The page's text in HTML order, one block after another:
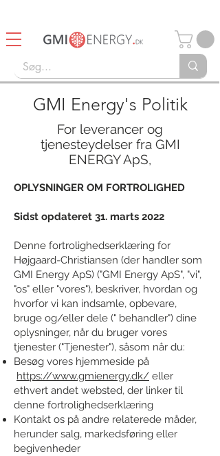
GMI Energy's Politik
For leverancer og
tjenesteydelser fra GMI
ENERGY ApS,
OPLYSNINGER OM FORTROLIGHED
Sidst opdateret 31. marts 2022
Denne fortrolighedserklæring for
Højgaard-Christiansen (der handler som
GMI Energy ApS) ("GMI Energy ApS", "vi",
"os" eller "vores"), beskriver, hvordan og
hvorfor vi kan indsamle, opbevare,
bruge og/eller dele (" behandler") dine
oplysninger, når du bruger vores
tjenester ("Tjenester"), såsom når du:
Besøg vores hjemmeside på
https://www.gmienergy.dk/ eller
ethvert andet websted, der linker til
denne fortrolighedserklæring
Kontakt os på andre relaterede måder,
herunder salg, markedsføring eller
begivenheder